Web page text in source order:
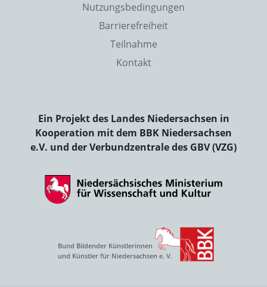
Nutzungsbedingungen
Barrierefreiheit
Teilnahme
Kontakt
Ein Projekt des Landes Niedersachsen in
Kooperation mit dem BBK Niedersachsen
e.V. und der Verbundzentrale des GBV (VZG)
Bund Bildender Künstlerinnen
und Künstler für Niedersachsen e. V.